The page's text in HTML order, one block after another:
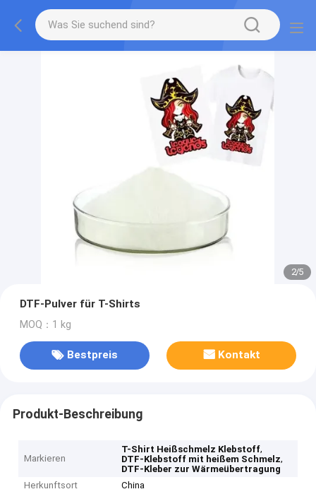
2/5
DTF-Pulver für T-Shirts
MOQ：1 kg
Bestpreis Kontakt
Produkt-Beschreibung
Markieren
T-Shirt Heißschmelz Klebstoff,
DTF-Klebstoff mit heißem Schmelz,
DTF-Kleber zur Wärmeübertragung
Herkunftsort
China